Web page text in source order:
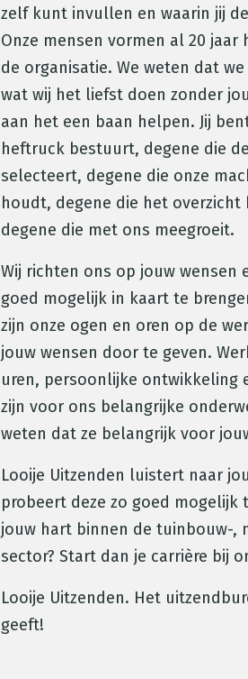
zelf kunt invullen en waarin jij
Onze mensen vormen al 20
de organisatie. We weten dat
wat wij het liefst doen zonder
aan het een baan helpen. Jij
heftruck bestuurt, degene die
selecteert, degene die onze
houdt, degene die het overzicht
degene die met ons meegroeit.
Wij richten ons op jouw wensen
goed mogelijk in kaart te
zijn onze ogen en oren op de
jouw wensen door te geven.
uren, persoonlijke ontwikkeling
zijn voor ons belangrijke
weten dat ze belangrijk voor
Looije Uitzenden luistert naar
probeert deze zo goed mogelijk
jouw hart binnen de tuinbouw-,
sector? Start dan je carrière bij
Looije Uitzenden. Het
geeft!